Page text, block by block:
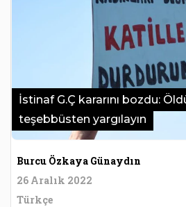
İstinaf G.Ç kararını bozdu:
teşebbüsten yargılayın
Burcu Özkaya Günaydın
26 Aralık 2022
Türkçe